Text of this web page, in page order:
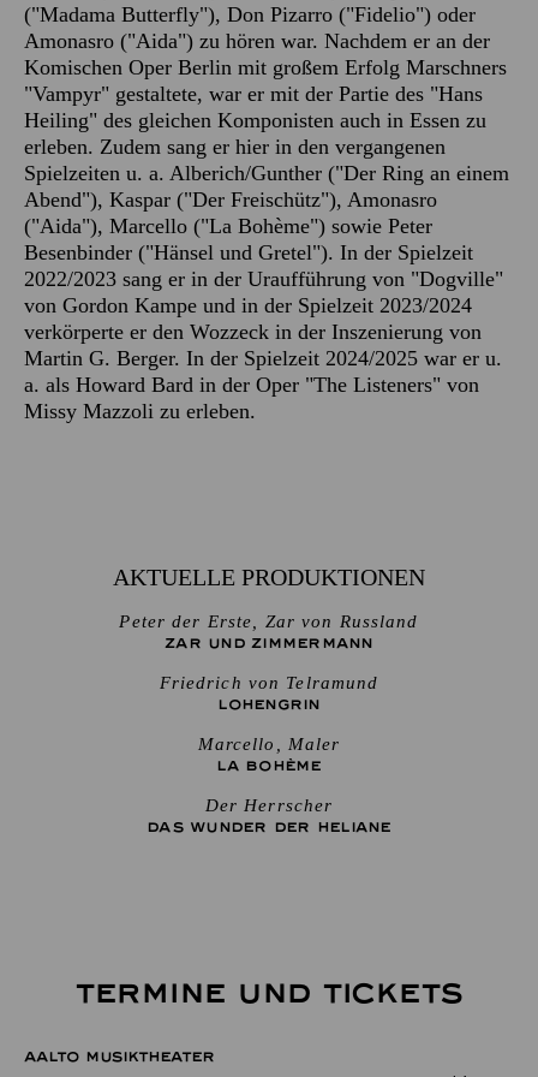
("Madama Butterfly"), Don Pizarro ("Fidelio") oder
Amonasro ("Aida") zu hören war. Nachdem er an der
Komischen Oper Berlin mit großem Erfolg Marschners
"Vampyr" gestaltete, war er mit der Partie des "Hans
Heiling" des gleichen Komponisten auch in Essen zu
erleben. Zudem sang er hier in den vergangenen
Spielzeiten u. a. Alberich/Gunther ("Der Ring an einem
Abend"), Kaspar ("Der Freischütz"), Amonasro
("Aida"), Marcello ("La Bohème") sowie Peter
Besenbinder ("Hänsel und Gretel"). In der Spielzeit
2022/2023 sang er in der Uraufführung von "Dogville"
von Gordon Kampe und in der Spielzeit 2023/2024
verkörperte er den Wozzeck in der Inszenierung von
Martin G. Berger. In der Spielzeit 2024/2025 war er u.
a. als Howard Bard in der Oper "The Listeners" von
Missy Mazzoli zu erleben.
AKTUELLE PRODUKTIONEN
Peter der Erste, Zar von Russland
ZAR UND ZIMMERMANN
Friedrich von Telramund
LOHENGRIN
Marcello, Maler
LA BOHÈME
Der Herrscher
DAS WUNDER DER HELIANE
TERMINE UND TICKETS
AALTO MUSIKTHEATER